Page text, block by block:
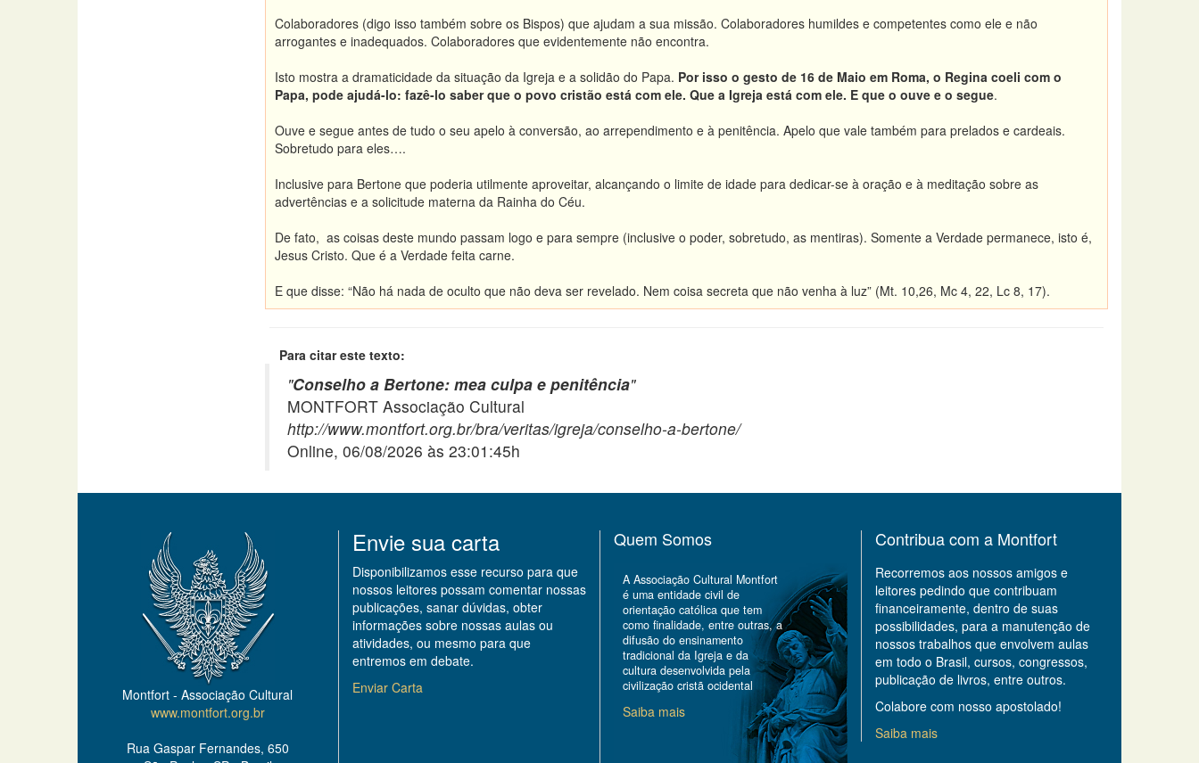
Colaboradores (digo isso também sobre os Bispos) que ajudam a sua missão. Colaboradores humildes e competentes como ele e não
arrogantes e inadequados. Colaboradores que evidentemente não encontra.
Isto mostra a dramaticidade da situação da Igreja e a solidão do Papa. Por isso o gesto de 16 de Maio em Roma, o Regina coeli com o
Papa, pode ajudá-lo: fazê-lo saber que o povo cristão está com ele. Que a Igreja está com ele. E que o ouve e o segue.
Ouve e segue antes de tudo o seu apelo à conversão, ao arrependimento e à penitência. Apelo que vale também para prelados e cardeais.
Sobretudo para eles….
Inclusive para Bertone que poderia utilmente aproveitar, alcançando o limite de idade para dedicar-se à oração e à meditação sobre as
advertências e a solicitude materna da Rainha do Céu.
De fato, as coisas deste mundo passam logo e para sempre (inclusive o poder, sobretudo, as mentiras). Somente a Verdade permanece, isto é,
Jesus Cristo. Que é a Verdade feita carne.
E que disse: “Não há nada de oculto que não deva ser revelado. Nem coisa secreta que não venha à luz” (Mt. 10,26, Mc 4, 22, Lc 8, 17).
Para citar este texto:
"Conselho a Bertone: mea culpa e penitência"
MONTFORT Associação Cultural
http://www.montfort.org.br/bra/veritas/igreja/conselho-a-bertone/
Online, 06/08/2026 às 23:01:45h
Montfort - Associação Cultural
www.montfort.org.br
Rua Gaspar Fernandes, 650
Envie sua carta
Disponibilizamos esse recurso para que
nossos leitores possam comentar nossas
publicações, sanar dúvidas, obter
informações sobre nossas aulas ou
atividades, ou mesmo para que
entremos em debate.
Enviar Carta
Quem Somos
A Associação Cultural Montfort
é uma entidade civil de
orientação católica que tem
como finalidade, entre outras, a
difusão do ensinamento
tradicional da Igreja e da
cultura desenvolvida pela
civilização cristã ocidental
Saiba mais
Contribua com a Montfort
Recorremos aos nossos amigos e
leitores pedindo que contribuam
financeiramente, dentro de suas
possibilidades, para a manutenção de
nossos trabalhos que envolvem aulas
em todo o Brasil, cursos, congressos,
publicação de livros, entre outros.
Colabore com nosso apostolado!
Saiba mais